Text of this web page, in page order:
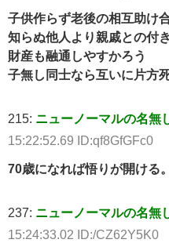
子供作らず老後の相互助け
知らぬ他人より親戚との付
財産も融通しやすかろう
子無し同士なら互いに片方
215: ニューノーマルの名無
15:22:52.69 ID:qf8GfGFc0
70歳になれば悟りが開ける
237: ニューノーマルの名無
15:24:33.02 ID:/CZ62Y5K0